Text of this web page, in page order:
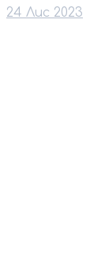
24 Лис 2023